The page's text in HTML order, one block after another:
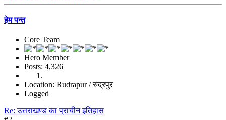
हेम पन्त
Core Team
Hero Member
Posts: 4,326
Location: Rudrapur / रुद्रपुर
Logged
Re: उत्तराखण्ड का प्राचीन इतिहास